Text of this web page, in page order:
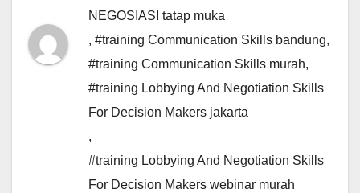
NEGOSIASI tatap muka
, #training Communication Skills bandung,
#training Communication Skills murah,
#training Lobbying And Negotiation Skills
For Decision Makers jakarta
,
#training Lobbying And Negotiation Skills
For Decision Makers webinar murah